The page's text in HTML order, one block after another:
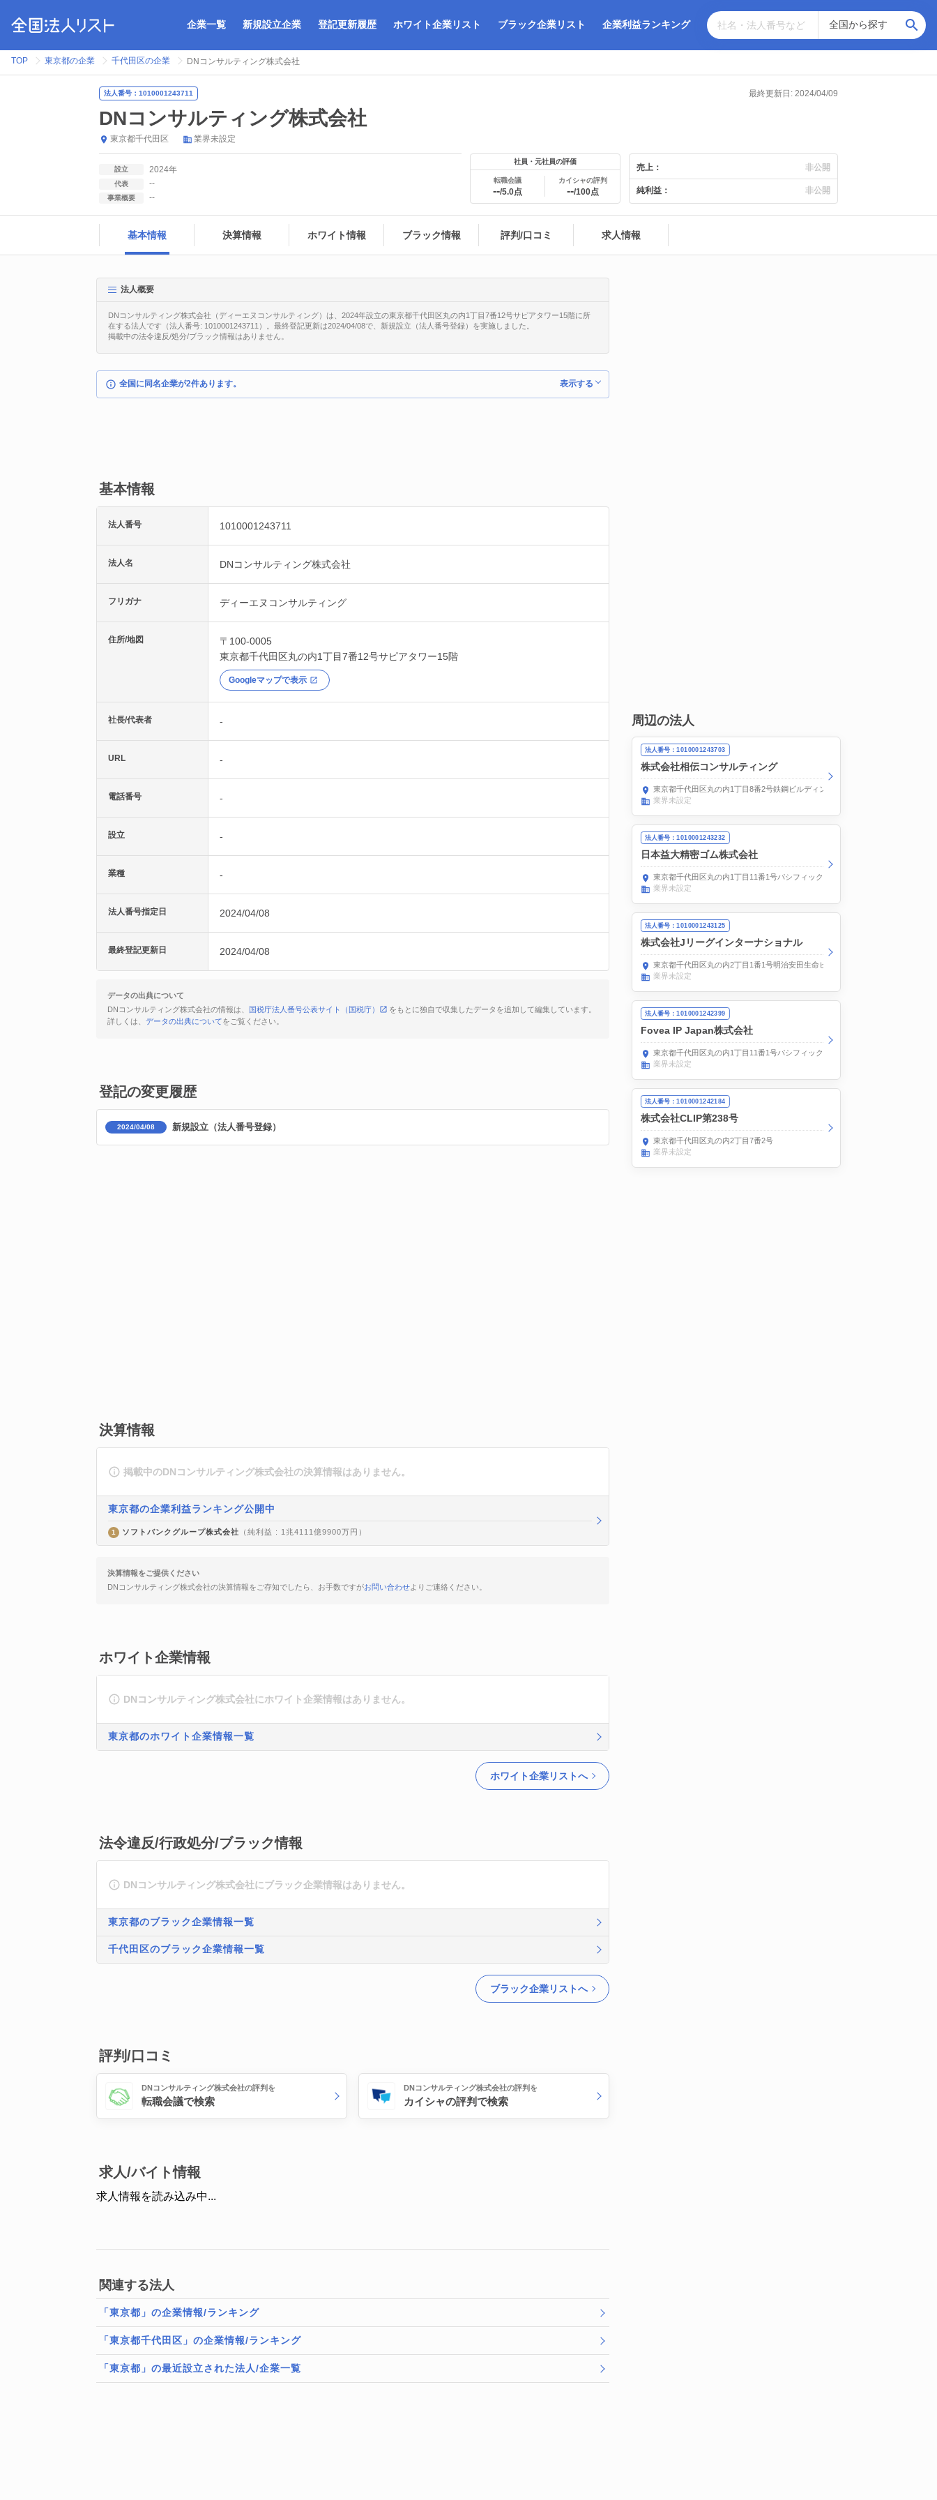
企業一覧 新規設立企業 登記更新履歴 ホワイト企業リスト ブラック企業リスト 企業利益ランキング
TOP 東京都の企業 千代田区の企業 DNコンサルティング株式会社
法人番号：1010001243711 最終更新日: 2024/04/09
DNコンサルティング株式会社
東京都千代田区 業界未設定
設立 2024年
代表 --
事業概要 --
社員・元社員の評価
転職会議
--/5.0点
カイシャの評判
--/100点
売上： 非公開
純利益： 非公開
基本情報 決算情報 ホワイト情報 ブラック情報 評判/口コミ 求人情報
法人概要
DNコンサルティング株式会社（ディーエヌコンサルティング）は、2024年設立の東京都千代田区丸の内1丁目7番12号サピアタワー15階に所
在する法人です（法人番号: 1010001243711）。最終登記更新は2024/04/08で、新規設立（法人番号登録）を実施しました。
掲載中の法令違反/処分/ブラック情報はありません。
全国に同名企業が2件あります。 表示する
基本情報
法人番号 1010001243711
法人名 DNコンサルティング株式会社
フリガナ ディーエヌコンサルティング
住所/地図
〒100-0005
東京都千代田区丸の内1丁目7番12号サピアタワー15階
Googleマップで表示
社長/代表者 -
URL -
電話番号 -
設立 -
業種 -
法人番号指定日 2024/04/08
最終登記更新日 2024/04/08
データの出典について
DNコンサルティング株式会社の情報は、
国税庁法人番号公表サイト（国税庁）
をもとに独自で収集したデータを追加して編集しています。
詳しくは、 データの出典についてをご覧ください。
登記の変更履歴
2024/04/08 新規設立（法人番号登録）
決算情報
掲載中のDNコンサルティング株式会社の決算情報はありません。
東京都の企業利益ランキング公開中
1 ソフトバンクグループ株式会社 （純利益 : 1兆4111億9900万円）
決算情報をご提供ください
DNコンサルティング株式会社の決算情報をご存知でしたら、お手数ですがお問い合わせよりご連絡ください。
ホワイト企業情報
DNコンサルティング株式会社にホワイト企業情報はありません。
東京都のホワイト企業情報一覧
ホワイト企業リストへ
法令違反/行政処分/ブラック情報
DNコンサルティング株式会社にブラック企業情報はありません。
東京都のブラック企業情報一覧
千代田区のブラック企業情報一覧
ブラック企業リストへ
評判/口コミ
DNコンサルティング株式会社の評判を
転職会議で検索
DNコンサルティング株式会社の評判を
カイシャの評判で検索
求人/バイト情報
求人情報を読み込み中...
関連する法人
「東京都」の企業情報/ランキング
「東京都千代田区」の企業情報/ランキング
「東京都」の最近設立された法人/企業一覧
周辺の法人
法人番号：1010001243703
株式会社相伝コンサルティング
東京都千代田区丸の内1丁目8番2号鉄鋼ビルディング4階
業界未設定
法人番号：1010001243232
日本益大精密ゴム株式会社
東京都千代田区丸の内1丁目11番1号パシフィックセンチュリープレイス13階
業界未設定
法人番号：1010001243125
株式会社Jリーグインターナショナル
東京都千代田区丸の内2丁目1番1号明治安田生命ビル
業界未設定
法人番号：1010001242399
Fovea IP Japan株式会社
東京都千代田区丸の内1丁目11番1号パシフィックセンチュリープレイス丸の内8階
業界未設定
法人番号：1010001242184
株式会社CLIP第238号
東京都千代田区丸の内2丁目7番2号
業界未設定